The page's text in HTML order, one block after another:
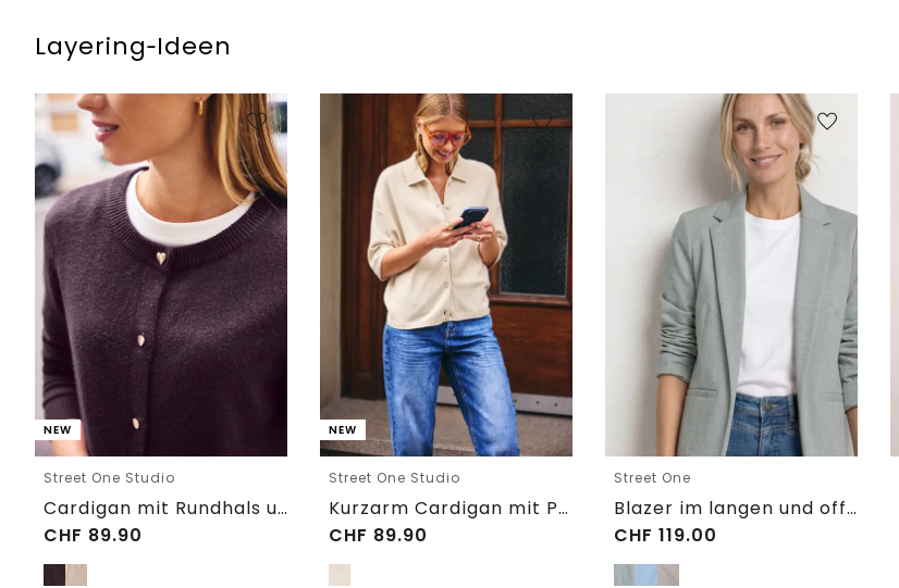
Layering‑Ideen
NEW
Street One Studio
Cardigan mit Rundhals und Knöpfen
CHF 89.90
NEW
Street One Studio
Kurzarm Cardigan mit Polokragen
CHF 89.90
Street One
Blazer im langen und offenen Schnitt
CHF 119.00